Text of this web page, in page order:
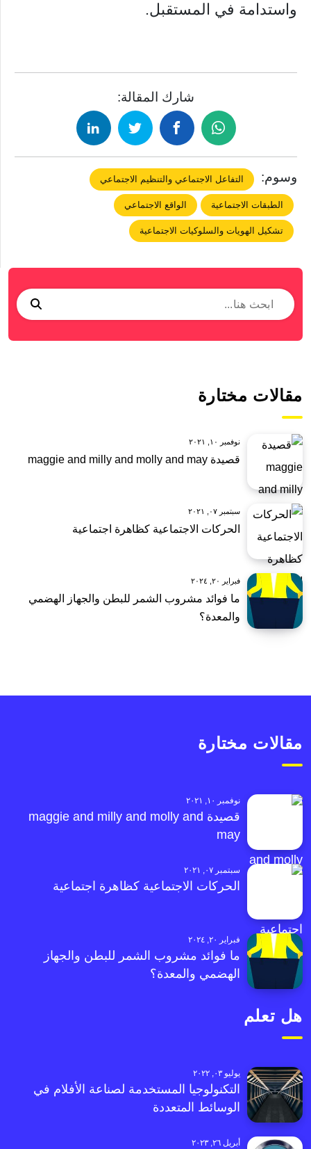
واستدامة في المستقبل.
شارك المقالة:
وسوم: التفاعل الاجتماعي والتنظيم الاجتماعي
الطبقات الاجتماعية الواقع الاجتماعي
تشكيل الهويات والسلوكيات الاجتماعية
مقالات مختارة
نوفمبر ١٠, ٢٠٢١
قصيدة maggie and milly and molly and may
سبتمبر ٠٧, ٢٠٢١
الحركات الاجتماعية كظاهرة اجتماعية
فبراير ٢٠, ٢٠٢٤
ما فوائد مشروب الشمر للبطن والجهاز الهضمي
والمعدة؟
مقالات مختارة
نوفمبر ١٠, ٢٠٢١
قصيدة maggie and milly and molly and
may
سبتمبر ٠٧, ٢٠٢١
الحركات الاجتماعية كظاهرة اجتماعية
فبراير ٢٠, ٢٠٢٤
ما فوائد مشروب الشمر للبطن والجهاز
الهضمي والمعدة؟
هل تعلم
يوليو ٠٣, ٢٠٢٢
التكنولوجيا المستخدمة لصناعة الأفلام في
الوسائط المتعددة
أبريل ٢٦, ٢٠٢٣